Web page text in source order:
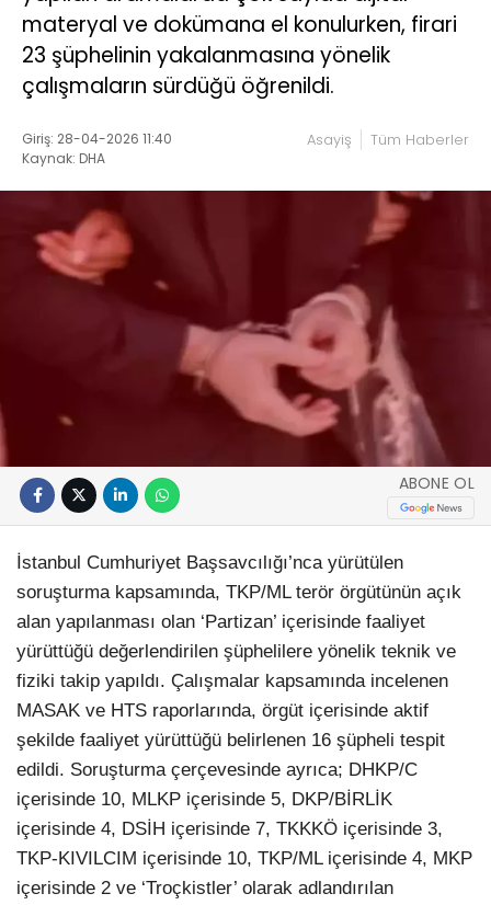
materyal ve dokümana el konulurken, firari
23 şüphelinin yakalanmasına yönelik
çalışmaların sürdüğü öğrenildi.
Giriş: 28-04-2026 11:40
Kaynak: DHA
Asayiş Tüm Haberler
ABONE OL
İstanbul Cumhuriyet Başsavcılığı’nca yürütülen
soruşturma kapsamında, TKP/ML terör örgütünün açık
alan yapılanması olan ‘Partizan’ içerisinde faaliyet
yürüttüğü değerlendirilen şüphelilere yönelik teknik ve
fiziki takip yapıldı. Çalışmalar kapsamında incelenen
MASAK ve HTS raporlarında, örgüt içerisinde aktif
şekilde faaliyet yürüttüğü belirlenen 16 şüpheli tespit
edildi. Soruşturma çerçevesinde ayrıca; DHKP/C
içerisinde 10, MLKP içerisinde 5, DKP/BİRLİK
içerisinde 4, DSİH içerisinde 7, TKKKÖ içerisinde 3,
TKP-KIVILCIM içerisinde 10, TKP/ML içerisinde 4, MKP
içerisinde 2 ve ‘Troçkistler’ olarak adlandırılan